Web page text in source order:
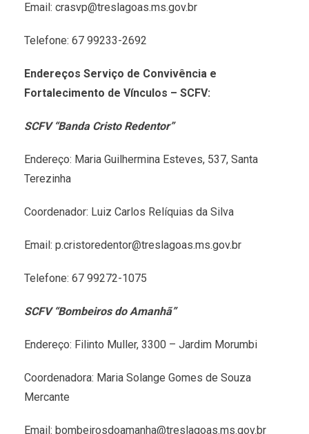
Email: crasvp@treslagoas.ms.gov.br
Telefone: 67 99233-2692
Endereços Serviço de Convivência e
Fortalecimento de Vínculos – SCFV:
SCFV “Banda Cristo Redentor”
Endereço: Maria Guilhermina Esteves, 537, Santa
Terezinha
Coordenador: Luiz Carlos Relíquias da Silva
Email: p.cristoredentor@treslagoas.ms.gov.br
Telefone: 67 99272-1075
SCFV “Bombeiros do Amanhã”
Endereço: Filinto Muller, 3300 – Jardim Morumbi
Coordenadora: Maria Solange Gomes de Souza
Mercante
Email: bombeirosdoamanha@treslagoas.ms.gov.br